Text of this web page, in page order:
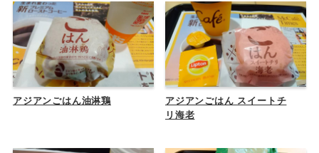
アジアンごはん油淋鶏
アジアンごはん スイートチ
リ海老